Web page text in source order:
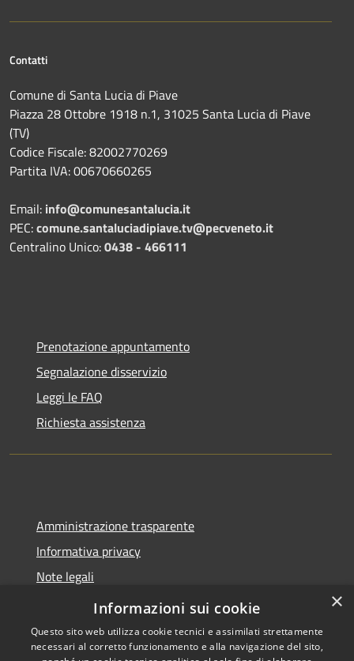
Contatti
Comune di Santa Lucia di Piave
Piazza 28 Ottobre 1918 n.1, 31025 Santa Lucia di Piave
(TV)
Codice Fiscale: 82002770269
Partita IVA: 00670660265
Email: info@comunesantalucia.it
PEC:comune.santaluciadipiave.tv@pecveneto.it
Centralino Unico:0438 - 466111
Prenotazione appuntamento
Segnalazione disservizio
Leggi le FAQ
Richiesta assistenza
Amministrazione trasparente
Informativa privacy
Note legali
Dichiarazione di accessibilità
×
Informazioni sui cookie
Questo sito web utilizza cookie tecnici e assimilati strettamente
necessari al corretto funzionamento e alla navigazione del sito,